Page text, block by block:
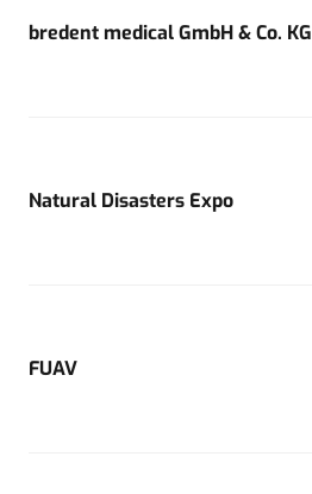
bredent medical GmbH & Co. KG
Natural Disasters Expo
FUAV